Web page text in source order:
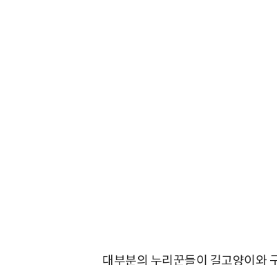
대부분의 누리꾼들이 길고양이와